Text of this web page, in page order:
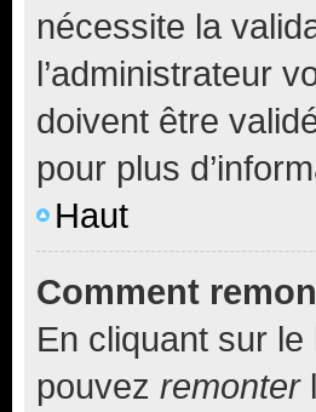
nécessite la
l’administrateur
doivent être
pour plus
Haut
Comment
En cliquant sur
pouvez remonter